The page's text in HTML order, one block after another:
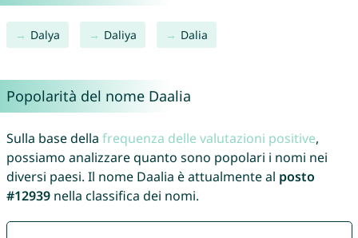
Dalya Daliya Dalia
Popolarità del nome Daalia
Sulla base della frequenza delle valutazioni positive,
possiamo analizzare quanto sono popolari i nomi nei
diversi paesi. Il nome Daalia è attualmente al posto
#12939nella classifica dei nomi.